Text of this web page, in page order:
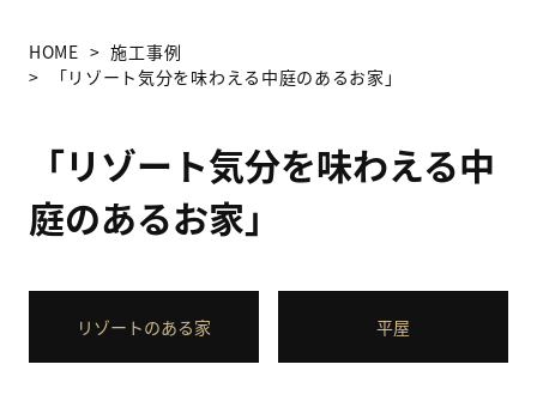
HOME
施工事例
「リゾート気分を味わえる中庭のあるお家」
「リゾート気分を味わえる中
庭のあるお家」
リゾートのある家 平屋